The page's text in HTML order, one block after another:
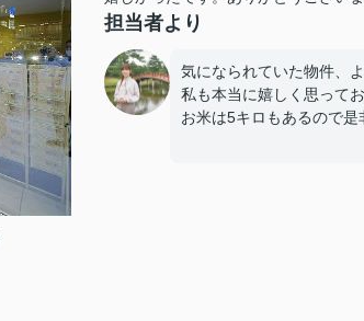
担当者より
気になられていた物件、
私も本当に嬉しく思って
お米は5キロもあるので